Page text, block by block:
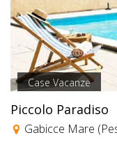
Case Vacanze
Piccolo Paradiso
Gabicce Mare